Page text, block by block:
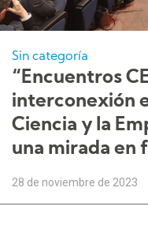
Sin categoría
“Encuentros
interconexión
Ciencia y la
una mirada en
28 de noviembre de 2023